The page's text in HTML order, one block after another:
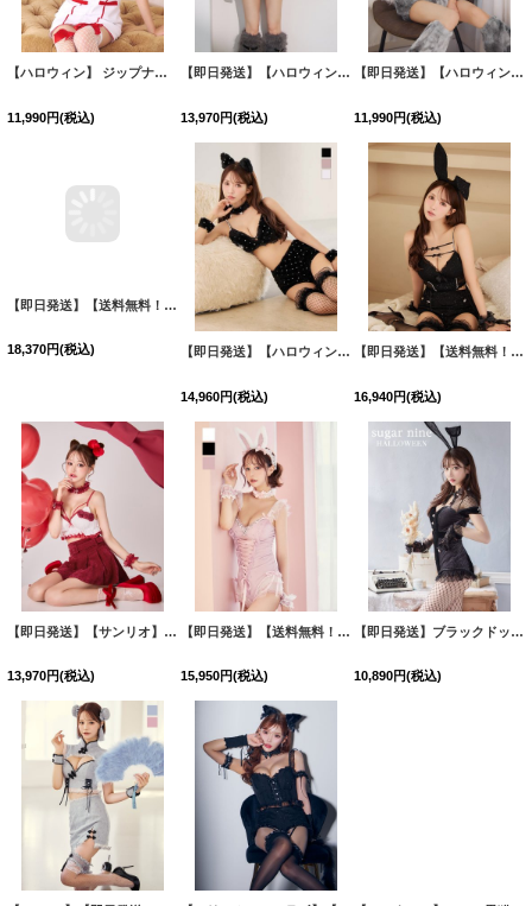
【ハロウィン】 ジップナース 【コスプレ4点セット】【S-Mサイズ/1カラー】(CH01)[OF03]
11,990円(税込)
【即日発送】【ハロウィン】ファーウルフ/ 狼 オオカミセットアップ【コスプレ6点セット】【XS-Mサイズ/1カラー】[HC03]吉木千沙都（ちぃぽぽ）着用
13,970円(税込)
【即日発送】【ハロウィン】パステルもこもこバニー【コスプレ7点セット】【フリーサイズ/6カラー】[HC03]吉木千沙都（ちぃぽぽ）着用
11,990円(税込)
【即日発送】【ハロウィン】ビジューファーキャットパンツセットアップ【コスプレ6点セット】【XS-Lサイズ/3カラー】[HC03]三上悠亜着用
14,960円(税込)
【即日発送】【送料無料！】【ハロウィン】バニーシアーラメセットアップ【コスプレ5点セット】【XS-Mサイズ/2カラー】[HC03]三上悠亜着用
16,940円(税込)
【即日発送】【サンリオ】ハローキティランジェリーセットアップルームウェア【S-L/1カラー】[HC02]
13,970円(税込)
【即日発送】【送料無料！】【ハロウィン】ビジューシアーバニーガール【コスプレ6点セット】【XS-Mサイズ/3カラー】[HC03]
15,950円(税込)
【即日発送】ブラックドットレースバニーコスプレ【sugar nineハロウィン5点セット】【XS-Lサイズ/1カラー】[HC03/HC03]
10,890円(税込)